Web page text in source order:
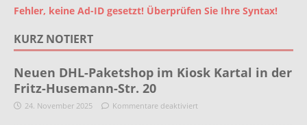
Fehler, keine Ad-ID gesetzt! Überprüfen Sie Ihre Syntax!
KURZ NOTIERT
Neuen DHL-Paketshop im Kiosk Kartal in der
Fritz-Husemann-Str. 20
24. November 2025 Kommentare deaktiviert